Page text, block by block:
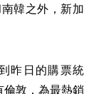
韓之外，新加
昨日的購票統
敦，為最熱銷